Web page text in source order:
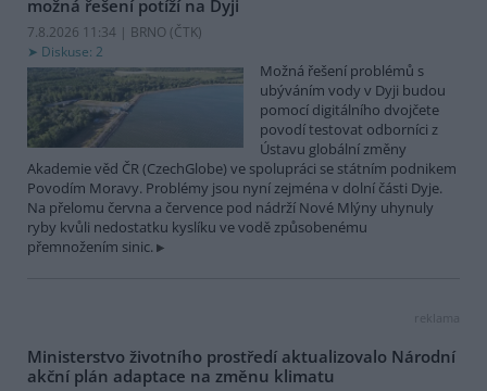
možná řešení potíží na Dyji
7.8.2026 11:34 | BRNO (ČTK)
Diskuse: 2
Možná řešení problémů s
ubýváním vody v Dyji budou
pomocí digitálního dvojčete
povodí testovat odborníci z
Ústavu globální změny
Akademie věd ČR (CzechGlobe) ve spolupráci se státním podnikem
Povodím Moravy. Problémy jsou nyní zejména v dolní části Dyje.
Na přelomu června a července pod nádrží Nové Mlýny uhynuly
ryby kvůli nedostatku kyslíku ve vodě způsobenému
přemnožením sinic.
reklama
Ministerstvo životního prostředí aktualizovalo Národní
akční plán adaptace na změnu klimatu